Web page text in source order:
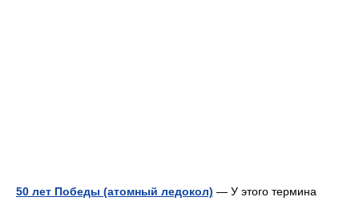
50 лет Победы (атомный ледокол) — У этого термина